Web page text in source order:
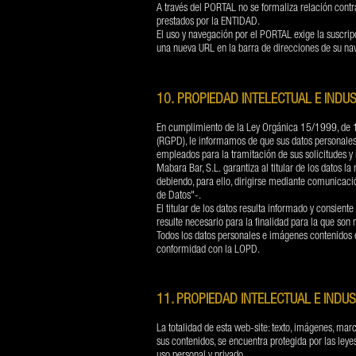
A través del PORTAL no se formaliza relación
prestados por la ENTIDAD.
El uso y navegación por el PORTAL exige la
una nueva URL en la barra de direcciones de su
10. PROPIEDAD INTELECTUAL E
En cumplimiento de la Ley Orgánica 15/1999, de
(RGPD), le informamos de que sus datos
empleados para la tramitación de sus solicitudes
Mabara Bar, S.L. garantiza al titular de los datos
debiendo, para ello, dirigirse mediante
de Datos"-.
El titular de los datos resulta informado y
resulte necesario para la finalidad para la que son
Todos los datos personales e imágenes
conformidad con la LOPD.
11. PROPIEDAD INTELECTUAL E
La totalidad de esta web-site: texto, imágenes,
sus contenidos, se encuentra protegida por las